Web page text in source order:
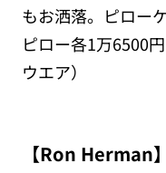
もお洒落。ピロー
ピロー各1万6500
ウエア）
【Ron Herman】